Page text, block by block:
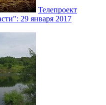
Телепроект
29 января 2017